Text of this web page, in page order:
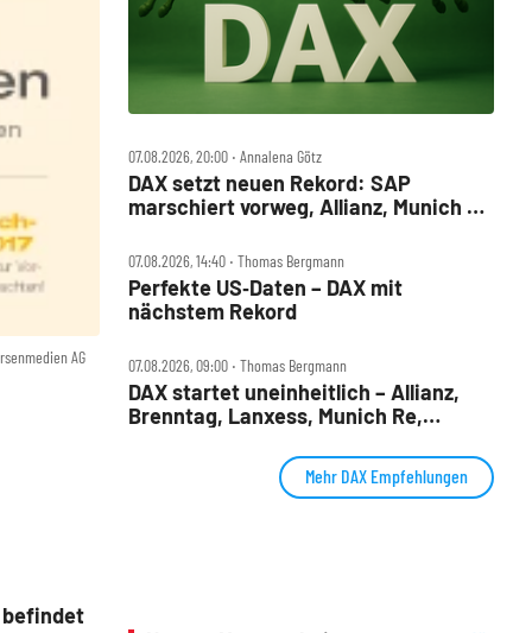
AG
befindet
07.08.2026, 20:00 ‧ Annalena Götz
DAX setzt neuen Rekord: SAP
marschiert vorweg, Allianz, Munich Re
07.08.2026, 14:40 ‧ Thomas Bergmann
Perfekte US‑Daten – DAX mit
nächstem Rekord
07.08.2026, 09:00 ‧ Thomas Bergmann
DAX startet uneinheitlich – Allianz,
Brenntag, Lanxess, Munich Re,
Mehr DAX Empfehlungen